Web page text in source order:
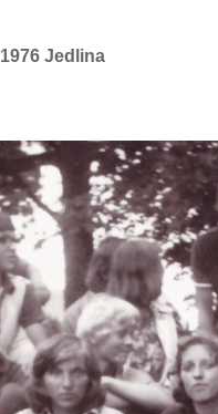
1976 Jedlina